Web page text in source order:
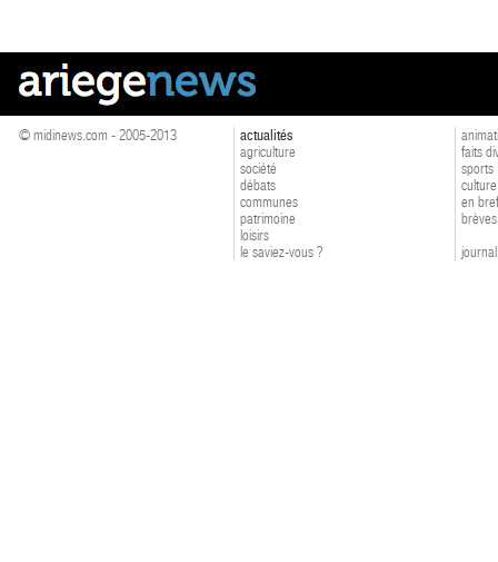
© midinews.com - 2005-2013
actualités
agriculture
société
débats
communes
patrimoine
loisirs
le saviez-vous ?
faits
sports
culture
en bref
brèves